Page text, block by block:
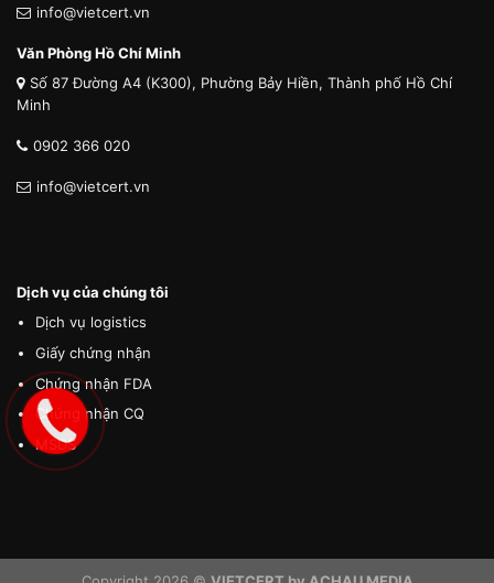
info@vietcert.vn
Văn Phòng Hồ Chí Minh
Số 87 Đường A4 (K300), Phường Bảy Hiền, Thành phố Hồ Chí
Minh
0902 366 020
info@vietcert.vn
Dịch vụ của chúng tôi
Dịch vụ logistics
Giấy chứng nhận
Chứng nhận FDA
Chứng nhận CQ
MSDS